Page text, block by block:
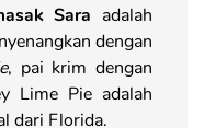
Sara adalah
dengan
, pai krim dengan
Lime Pie adalah
dari Florida.